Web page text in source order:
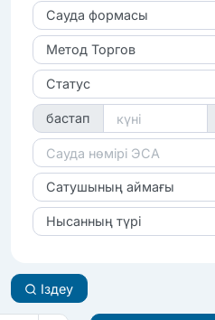
Сауда формасы
Метод Торгов
Статус
бастап
Сатушының аймағы
Нысанның түрі
Іздеу